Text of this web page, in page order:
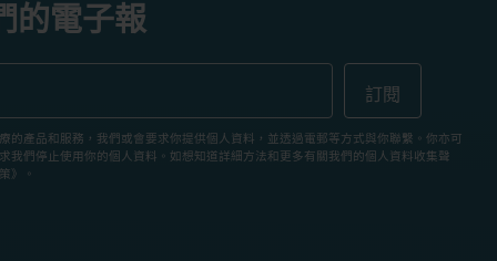
的電子報
的產品和服務，我們或會要求你提供個人資料，並透過電郵等方式與你聯繫。你亦可
我們停止使用你的個人資料。如想知道詳細方法和更多有關我們的個人資料收集聲
》。